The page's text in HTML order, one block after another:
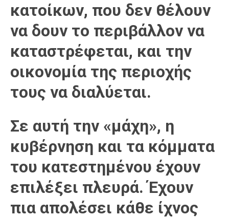
κατοίκων, που δεν θέλουν
να δουν το περιβάλλον να
καταστρέφεται, και την
οικονομία της περιοχής
τους να διαλύεται.
Σε αυτή την «μάχη», η
κυβέρνηση και τα κόμματα
του κατεστημένου έχουν
επιλέξει πλευρά. Έχουν
πια απολέσει κάθε ίχνος